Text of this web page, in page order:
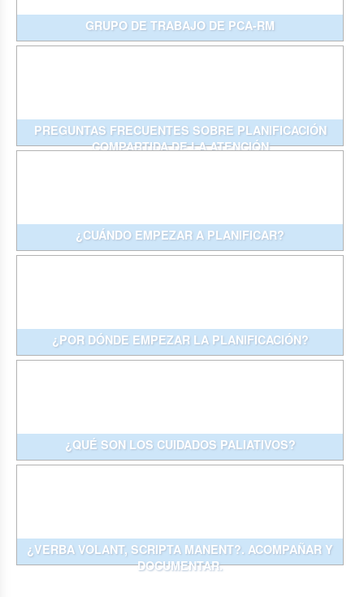
GRUPO DE TRABAJO DE PCA-RM
PREGUNTAS FRECUENTES SOBRE PLANIFICACIÓN
COMPARTIDA DE LA ATENCIÓN
¿CUÁNDO EMPEZAR A PLANIFICAR?
¿POR DÓNDE EMPEZAR LA PLANIFICACIÓN?
¿QUÉ SON LOS CUIDADOS PALIATIVOS?
¿VERBA VOLANT, SCRIPTA MANENT?. ACOMPAÑAR Y
DOCUMENTAR.